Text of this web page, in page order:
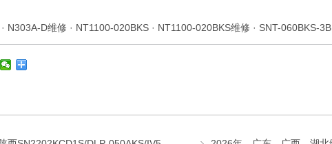
· N303A-D维修 · NT1100-020BKS · NT1100-020BKS维修 · SNT-060BKS-3B